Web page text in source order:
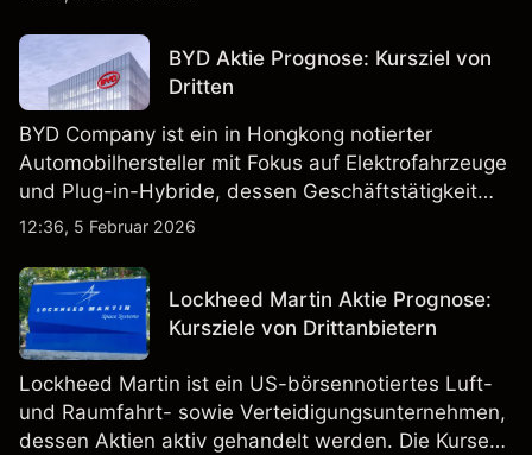
BYD Aktie Prognose: Kursziel von
Dritten
BYD Company ist ein in Hongkong notierter
Automobilhersteller mit Fokus auf Elektrofahrzeuge
und Plug-in-Hybride, dessen Geschäftstätigkeit
Fahrzeugproduktion, Batterien und verwandte
Märkten umfasst.
12:36, 5 Februar 2026
Lockheed Martin Aktie Prognose:
Kursziele von Drittanbietern
Lockheed Martin ist ein US-börsennotiertes Luft-
und Raumfahrt- sowie Verteidigungsunternehmen,
dessen Aktien aktiv gehandelt werden. Die Kurse